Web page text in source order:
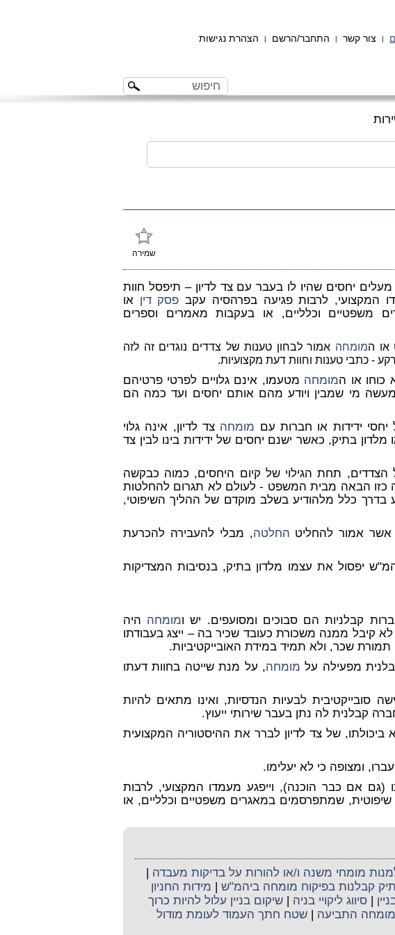
| צור קשר | התחבר/הרשם | הצהרת נגישות
שמירה
יחסים שהיו לו בעבר עם צד לדיון – תיפסל חוות
המקצועי, לרבות פגיעה בפרהסיה עקב פסק דין או
משפטיים וכלליים, או בעקבות מאמרים וספרים
או המומחה אמור לבחון טענות של צדדים נוגדים זה לזה
- כתבי טענות וחוות דעת מקצועיות.
כוחו או המומחה מטעמו, אינם גלויים לפרטי פרטיהם
מי שמבין ויודע מהם אותם יחסים ועד כמה הם
ידידות או חברות עם מומחה צד לדיון, אינה גלוי
בתיק, כאשר ישנם יחסים של ידידות בינו לבין צד
תחת הגילוי של קיום היחסים, כמוה כבקשה
כזו הבאה מבית המשפט - לעולם לא תגרום להחלטות
בדרך כלל מלהודיע בשלב מוקדם של ההליך השיפוטי,
אמור להחליט החלטה, מבלי להעבירה להכרעת
יפסול את עצמו מלדון בתיק, בנסיבות המצדיקות
קבלניות הם סבוכים ומסועפים. יש ומומחה היה
קיבל ממנה משכורת כעובד שכיר בה – ייצג בעבודתו
שכר, ולא תמיד במידת האובייקטיביות.
מפעילה על מומחה, על מנת שייטה בחוות דעתו
סובייקטיבית לבעיות הנדסיות, ואינו מתאים להיות
קבלנית לה נתן בעבר שירותי ייעוץ.
ביכולתו, של צד לדיון לברר את ההיסטוריה המקצועית
ומצופה כי לא יעלימו.
אם כבר הוכנה), וייפגע מעמדו המקצועי, לרבות
שיפוטית, שמתפרסמים במאגרים משפטיים וכלליים, או
מומחי משנה ו/או להורות על בדיקות מעבדה |
קבלנות בפיקוח מומחה ביהמ"ש | מידות החניון
| סיווג ליקויי בניה | שיקום בניין עלול להיות כרוך
התביעה | שטח חתך העמוד לעומת מודול